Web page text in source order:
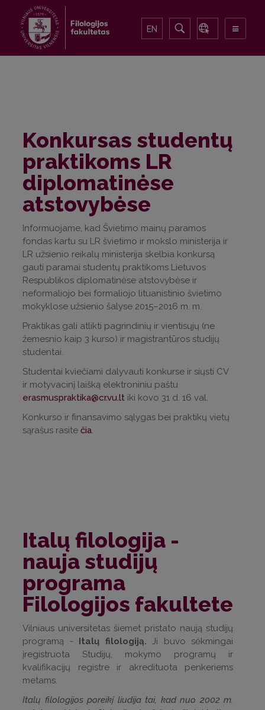
EN
Konkursas studentų
praktikoms LR
diplomatinėse
atstovybėse
Informuojame, kad Švietimo mainų paramos
fondas kartu su LR švietimo ir mokslo ministerija ir
LR užsienio reikalų ministerija skelbia konkursą
gauti paramai studentų praktikoms Lietuvos
Respublikos diplomatinėse atstovybėse ir
neformaliojo bei formaliojo lituanistinio švietimo
mokyklose užsienio šalyse 2015–2016 m. m.
Praktikas gali atlikti pagrindinių ir vientisųjų (ne
žemesnio kaip 3 kurso) ir magistrantūros studijų
studentai.
Studentai kviečiami dalyvauti konkurse ir siųsti CV
ir motyvacinį laišką elektroniniu paštu
erasmuspraktika@cr.vu.lt iki kovo 31 d. 16 val.
Konkurso ir finansavimo sąlygas bei praktikų vietų
sąrašus rasite čia
Italų filologija -
nauja studijų
programa
Filologijos fakultete
Vilniaus universitetas šiemet pristato naują studijų
programą -Italų filologiją. Ji buvo sėkmingai
įregistruota Studijų, mokymo programų ir
kvalifikacijų registre ir akredituota penkeriems
metams.
Italų filologijos poreikį liudija tai, kad nuo 2002 m.